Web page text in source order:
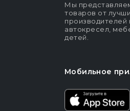
Мы
товаров от
производителей
автокресел,
детей.
Мобильное